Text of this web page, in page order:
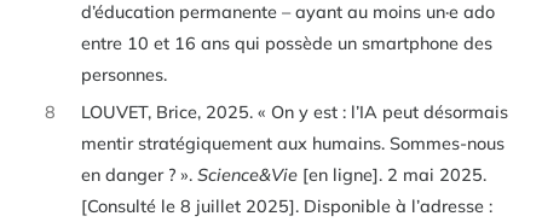
d’éducation permanente – ayant au moins un·e ado
entre 10 et 16 ans qui possède un smartphone des
personnes.
8
LOUVET, Brice, 2025. « On y est : l’IA peut désormais
mentir stratégiquement aux humains. Sommes-nous
en danger ? ».Science&Vie [en ligne]. 2 mai 2025.
[Consulté le 8 juillet 2025]. Disponible à l’adresse :